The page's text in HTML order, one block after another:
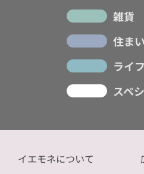
雑貨
住まい
ライ
スペ
イエモネについて